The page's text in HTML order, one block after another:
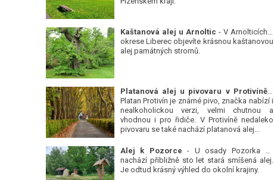
Kaštanová alej u Arnoltic - V Arnolticích v
okrese Liberec objevíte krásnou kaštanovou
alej památných stromů.
Platanová alej u pivovaru v Protivíně
-
Platan Protivín je známé pivo, značka nabízí i
nealkoholickou verzi, velmi chutnou a
vhodnou i pro řidiče. V Protivíně nedaleko
pivovaru se také nachází platanová alej...
Alej k Pozorce - U osady Pozorka se
nachází přibližně sto let stará smíšená alej.
Je odtud krásný výhled do okolní krajiny.